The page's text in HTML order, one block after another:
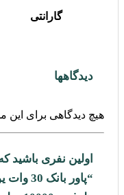
گارانتی
دیدگاهها
هیچ دیدگاهی برای
اولین نفری باشید